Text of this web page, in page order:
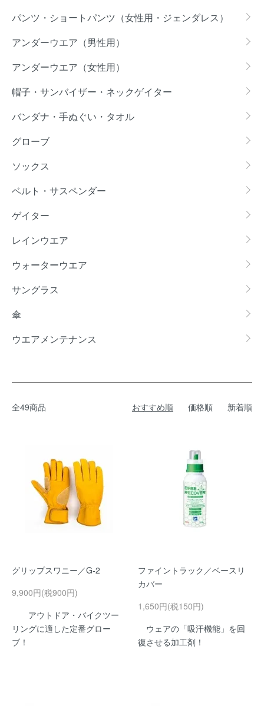
パンツ・ショートパンツ（女性用・ジェンダレス）
アンダーウエア（男性用）
アンダーウエア（女性用）
帽子・サンバイザー・ネックゲイター
バンダナ・手ぬぐい・タオル
グローブ
ソックス
ベルト・サスペンダー
ゲイター
レインウエア
ウォーターウエア
サングラス
傘
ウエアメンテナンス
全49商品 おすすめ順 価格順 新着順
グリップスワニー／G-2
9,900円(税900円)
アウトドア・バイクツー
リングに適した定番グロー
ブ！
ファイントラック／ベースリ
カバー
1,650円(税150円)
ウェアの「吸汗機能」を回
復させる加工剤！